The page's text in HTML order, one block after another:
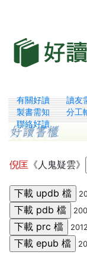
有關好讀 讀友
製書需知
分工
聯絡好讀
倪匡 《人鬼疑雲》